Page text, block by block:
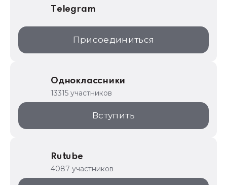
Telegram
Присоединиться
Одноклассники
13315 участников
Вступить
Rutube
4087 участников